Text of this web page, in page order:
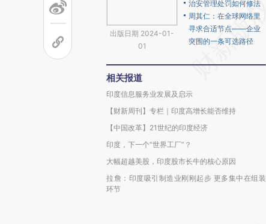
出版日期 2024-01-
01
治安管理处罚如何修法
周其仁：在全球网络里
寻求合适节点——企业
突围的一条可选路径
相关报道
印度信息服务业发展及启示
【财新周刊】专栏｜印度高增长能否维持
【中国改革】21世纪的印度经济
印度，下一个“世界工厂”？
大幅超越美股，印度股市长牛的核心原因
拉詹：印度吸引制造业刚刚起步 更多集中在组装
环节